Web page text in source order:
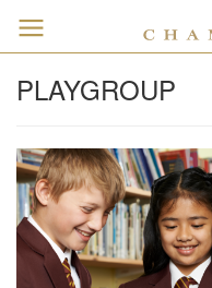
PLAYGROUP